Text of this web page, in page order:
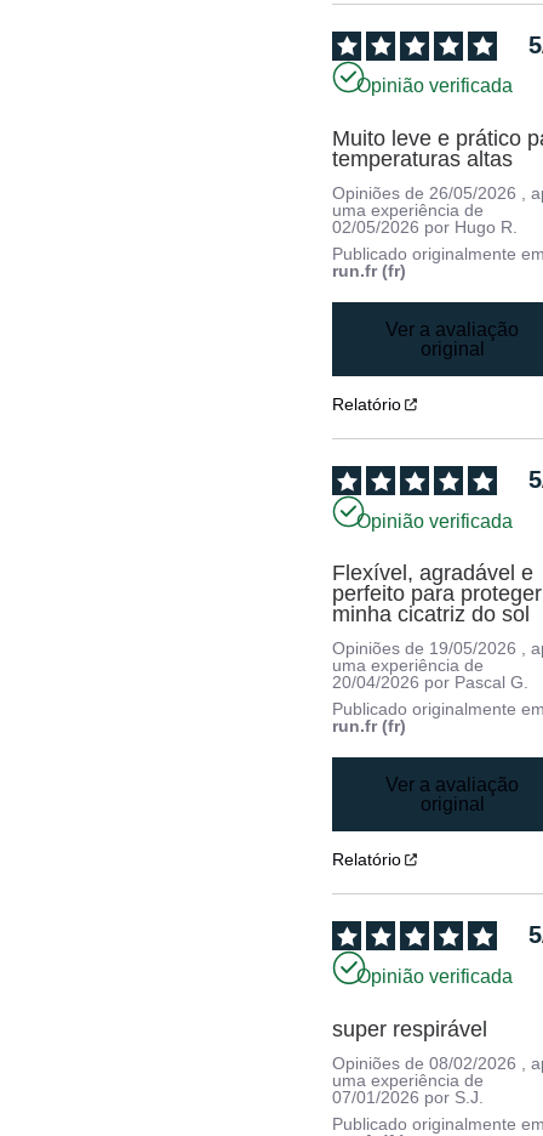
5
Opinião verificada
Muito leve e prático
temperaturas altas
Opiniões de 26/05/2026
,
uma experiência de
02/05/2026 por Hugo R.
Publicado originalmente
run.fr (fr)
Ver a avaliação
original
Relatório
5
Opinião verificada
Flexível, agradável e
perfeito para
minha cicatriz do sol
Opiniões de 19/05/2026 ,
uma experiência de
20/04/2026 por Pascal G.
Publicado originalmente
run.fr (fr)
Ver a avaliação
original
Relatório
5
Opinião verificada
super respirável
Opiniões de08/02/2026
,
uma experiência de
07/01/2026 por S.J.
Publicado originalmente